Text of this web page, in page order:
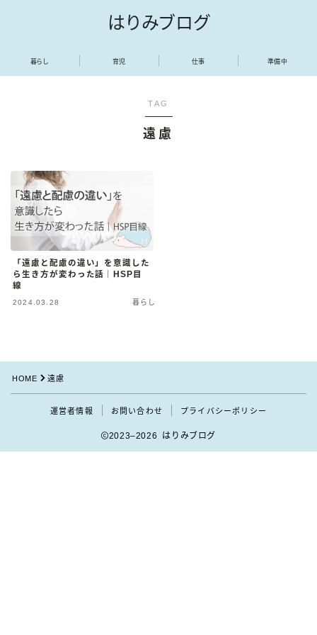
はりみブログ
暮らし 育児 仕事 準備中
TAG
遠慮
「遠慮と配慮の違い」を意識した
ら生き方が変わった話｜HSP目
線
2024.03.28 暮らし
HOME 遠慮
運営者情報 お問い合わせ プライバシーポリシー
2023–2026 はりみブログ